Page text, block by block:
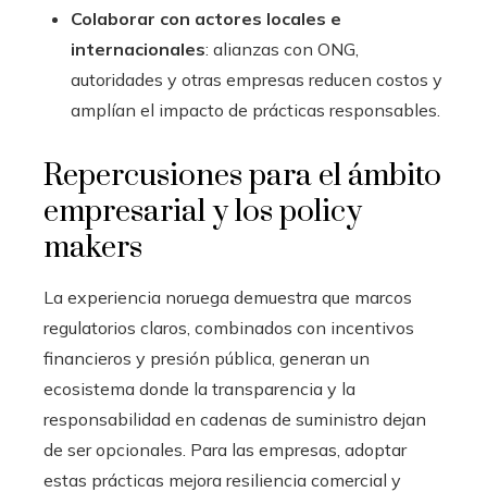
Colaborar con actores locales e
internacionales: alianzas con ONG,
autoridades y otras empresas reducen costos y
amplían el impacto de prácticas responsables.
Repercusiones para el ámbito
empresarial y los policy
makers
La experiencia noruega demuestra que marcos
regulatorios claros, combinados con incentivos
financieros y presión pública, generan un
ecosistema donde la transparencia y la
responsabilidad en cadenas de suministro dejan
de ser opcionales. Para las empresas, adoptar
estas prácticas mejora resiliencia comercial y